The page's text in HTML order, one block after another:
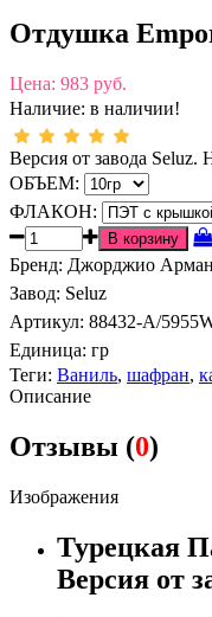
Отдушка
Цена: 983 руб.
Наличие: в наличии!
Версия от завода Seluz.
ОБЪЕМ:
ФЛАКОН:
Бренд: Джорджио
Завод: Seluz
Артикул: 88432-A/
Единица: гр
Теги: Ваниль, шафран,
Описание
Отзывы (0)
Изображения
Турецкая
Версия от